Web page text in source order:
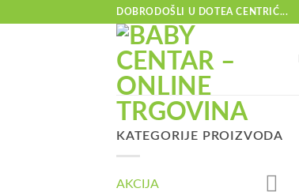
DOBRODOŠLI U DOTEA CENTRIĆ...
KATEGORIJE PROIZVODA
AKCIJA